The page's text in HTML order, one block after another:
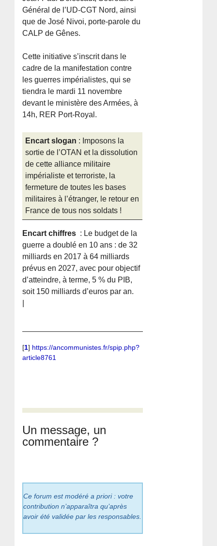
Général de l’UD-CGT Nord, ainsi
que de José Nivoi, porte-parole du
CALP de Gênes.
Cette initiative s’inscrit dans le
cadre de la manifestation contre
les guerres impérialistes, qui se
tiendra le mardi 11 novembre
devant le ministère des Armées, à
14h, RER Port-Royal.
Encart slogan : Imposons la
sortie de l’OTAN et la dissolution
de cette alliance militaire
impérialiste et terroriste, la
fermeture de toutes les bases
militaires à l’étranger, le retour en
France de tous nos soldats !
Encart chiffres : Le budget de la
guerre a doublé en 10 ans : de 32
milliards en 2017 à 64 milliards
prévus en 2027, avec pour objectif
d’atteindre, à terme, 5 % du PIB,
soit 150 milliards d’euros par an.
[1] https://ancommunistes.fr/spip.php?
article8761
Un message, un
commentaire ?
Ce forum est modéré a priori : votre
contribution n’apparaîtra qu’après
avoir été validée par les responsables.